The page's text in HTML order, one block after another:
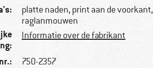
platte naden, print aan de voorkant,
raglanmouwen
Informatie over de fabrikant
750-2357